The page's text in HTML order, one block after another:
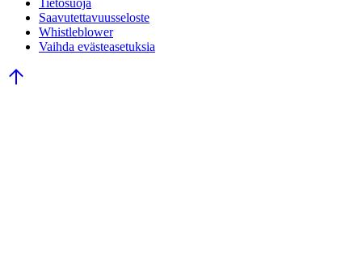
Tietosuoja
Saavutettavuusseloste
Whistleblower
Vaihda evästeasetuksia